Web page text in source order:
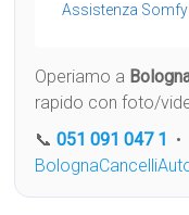
Assistenza
Operiamo a
rapido con foto/
📞051 091 047 1